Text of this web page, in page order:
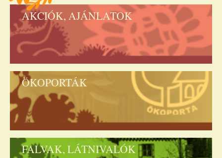
AKCIÓK, AJÁNLATOK
ÖKOPORTÁK
FALVAK, LÁTNIVALÓK